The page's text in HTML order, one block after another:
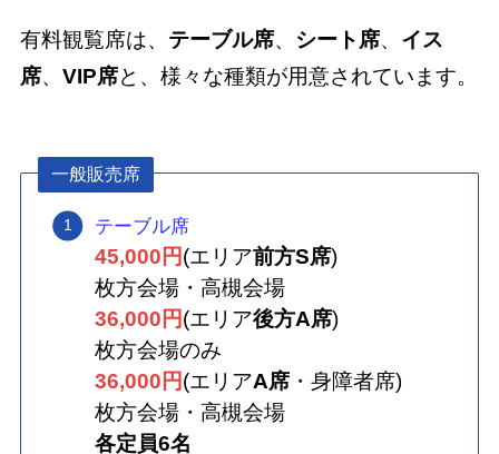
有料観覧席は、 テーブル席、 シート席、 イス
席、 VIP席と、様々な種類が用意されています。
一般販売席
テーブル席
45,000円(エリア前方S席)
枚方会場・高槻会場
36,000円(エリア後方A席)
枚方会場のみ
36,000円(エリアA席・身障者席)
枚方会場・高槻会場
各定員6名